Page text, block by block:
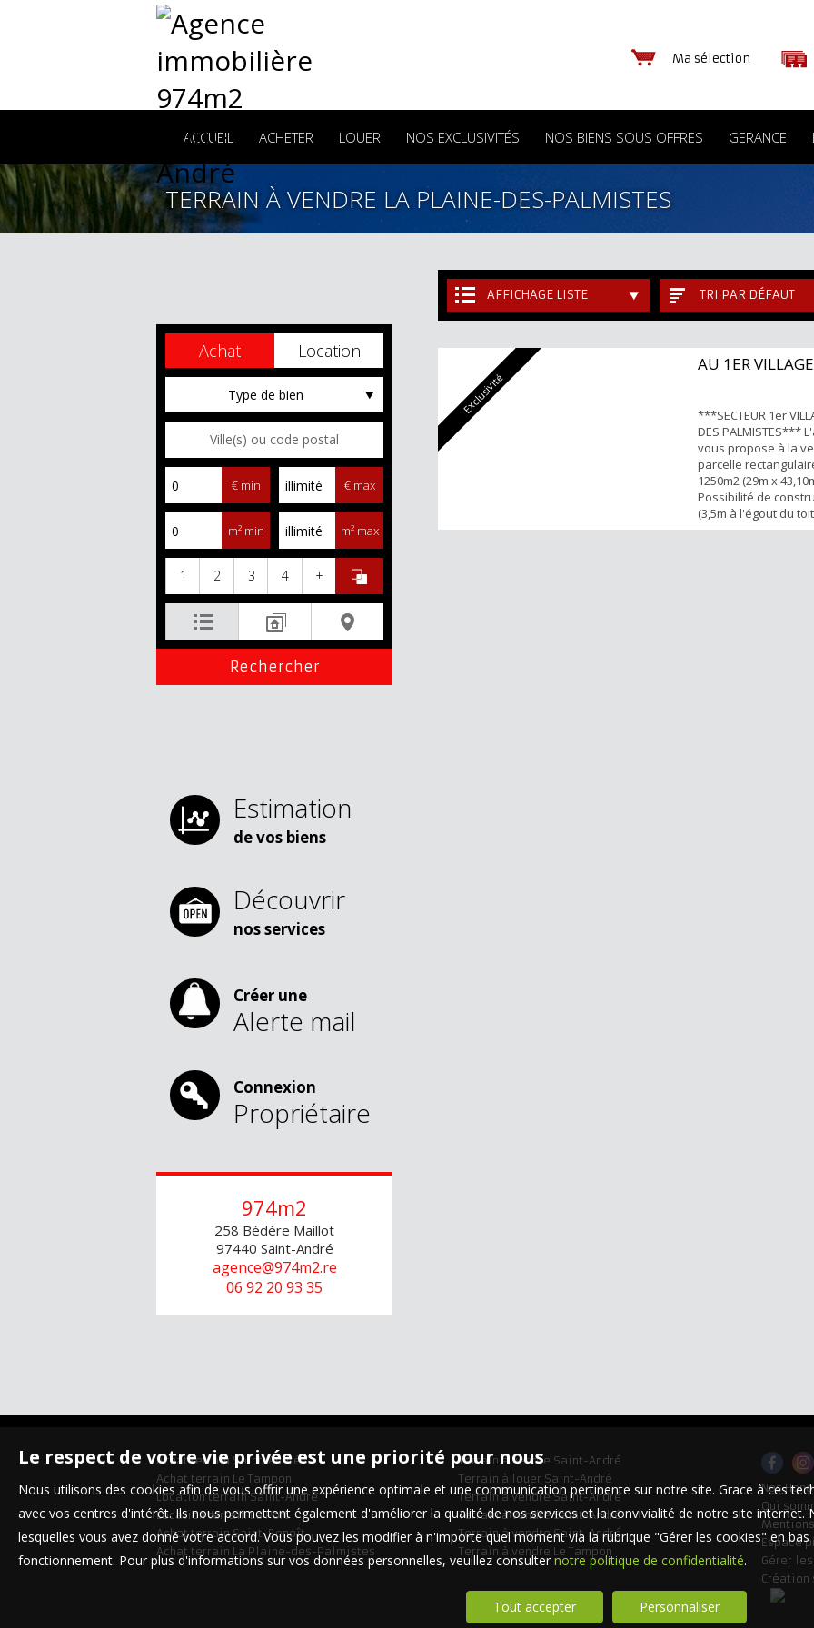
Ma sélection
ACCUEIL ACHETER LOUER NOS EXCLUSIVITÉS NOS BIENS SOUS OFFRES GERANCE
TERRAIN À VENDRE LA PLAINE-DES-PALMISTES
Achat Location
Type de bien
€ min € max
m² min m² max
1 2 3 4 +
Estimation
de vos biens
Découvrir
nos services
Créer une
Alerte mail
Connexion
Propriétaire
974m2
258 Bédère Maillot
97440 Saint-André
agence@974m2.re
06 92 20 93 35
AFFICHAGE LISTE TRI PAR DÉFAUT
Exclusivité
AU 1ER VILLAGE
***SECTEUR 1er
DES PALMISTES***
vous propose à la
parcelle
1250m2 (29m x
Possibilité de
(3,5m à l'égout du
faîtage) -Emprise au
Achat terrain Saint-André
Achat terrain Le Tampon
Location terrain Saint-André
Location terrain Le Port
Achat terrain Saint-Benoît
Achat terrain La Plaine-des-Palmistes
Terrain à vendre Saint-André
Terrain à louer Saint-André
Terrain à vendre Saint-André
Terrain à vendre Saint-André
Terrain à vendre Saint-André
Terrain à vendre Le Tampon
Nos
Qui
Espace
Gérer
Le respect de votre vie privée est une priorité pour nous
Nous utilisons des cookies afin de vous offrir une expérience optimale et une communication pertinente sur notre site. Grace à ces
avec vos centres d'intérêt. Ils nous permettent également d'améliorer la qualité de nos services et la convivialité de notre site
lesquelles vous avez donné votre accord. Vous pouvez les modifier à n'importe quel moment via la rubrique "Gérer les cookies" en
fonctionnement. Pour plus d'informations sur vos données personnelles, veuillez consulter notre politique de confidentialité.
Tout accepter Personnaliser